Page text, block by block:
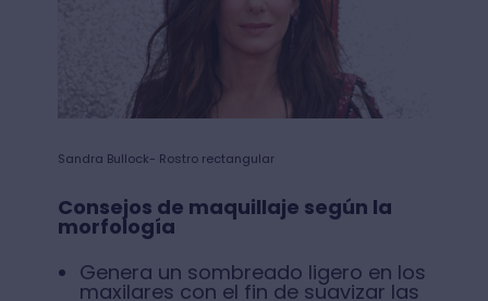
Sandra Bullock- Rostro rectangular
Consejos de maquillaje según la
morfología
Genera un sombreado ligero en los
maxilares con el fin de suavizar las